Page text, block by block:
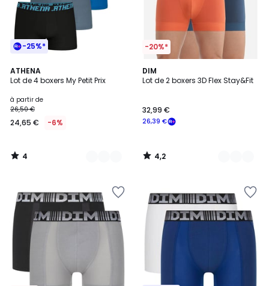
-25%*
ATHENA
Lot de 4 boxers My Petit Prix
à partir de
26,50 €
24,65 € -6%
4
/
3
Couleurs
4
/
-20%*
DIM
Lot de 2 boxers 3D Flex Stay&Fit
26,39 €
32,99 €
4,2
/ 5
3
Couleurs
4,2
/